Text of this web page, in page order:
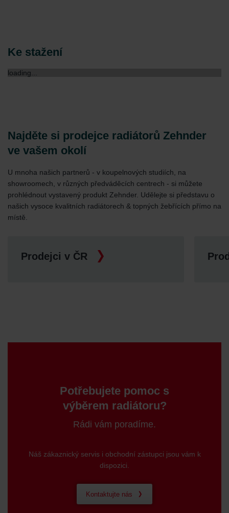
Ke stažení
loading...
Najděte si prodejce radiátorů Zehnder
ve vašem okolí
U mnoha našich partnerů - v koupelnových studiích, na
showroomech, v různých předváděcích centrech - si můžete
prohlédnout vystavený produkt Zehnder. Udělejte si představu o
našich vysoce kvalitních radiátorech & topných žebřících přímo na
místě.
Prodejci v ČR
Potřebujete pomoc s
výběrem radiátoru?
Rádi vám poradíme.
Náš zákaznický servis i obchodní zástupci jsou vám k
dispozici.
Kontaktujte nás